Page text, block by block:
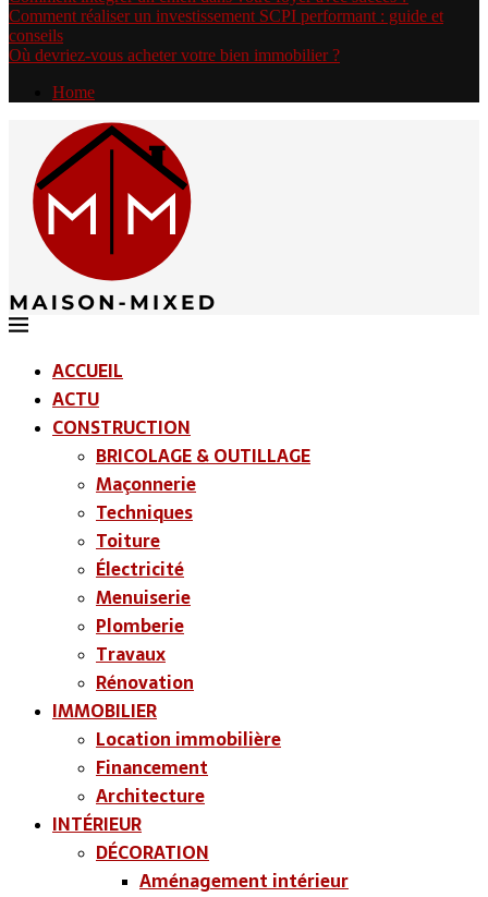
Comment réaliser un investissement SCPI performant : guide et
conseils
Où devriez-vous acheter votre bien immobilier ?
Home
ACCUEIL
ACTU
CONSTRUCTION
BRICOLAGE & OUTILLAGE
Maçonnerie
Techniques
Toiture
Électricité
Menuiserie
Plomberie
Travaux
Rénovation
IMMOBILIER
Location immobilière
Financement
Architecture
INTÉRIEUR
DÉCORATION
Aménagement intérieur